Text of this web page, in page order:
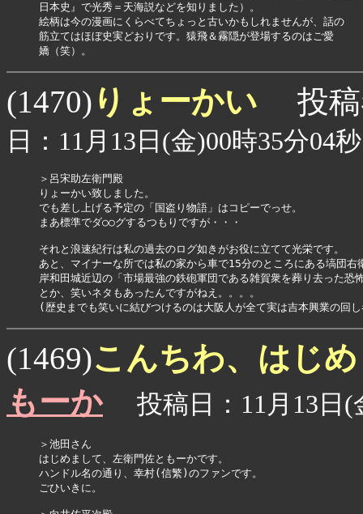
日本史』で光秀＝天海説などを知りました）。
絵柄は今の漫画にくらべてちょっと古いかもしれませんが、話の
筋立てはほぼ史実どおりです。猿飛＆霧隠が登場するのはご愛
嬌（笑）。
(1470) りょーかい 投稿
日：11月13日(金)00時35分04秒
＞呂宋助左衛門殿
りょーかい致しました。
でも差し上げる予定の「国盗り物語」はコピーでっせ。
まあ標準でダ○○グするつもりですが・・・
それと浪速紀行は私の過去のログ如きがお役に立てて光栄です。
あと、マイナーな所では私の家から車で15分のところにある塙団右
岸和田城近辺の「市場最強の鉄砲軍団である雑賀衆を葬り去った恐
とか、笑いネタもあったんですがねえ。。。。
(1469)こんちわ、はじ
もーか 投稿日：11月13日(
＞池田さん
はじめまして、左衛門佐ともーかです。
ハンドル名の通り、幸村(信繁)のファンです。
ごひいきに。